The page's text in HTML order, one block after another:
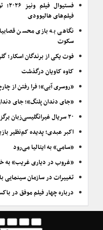
فیلم‌های هالیوودی
نگاهی به بازی محسن
سکوت
فوت یکی از برندگان اسکار؛
کاوه کاویان درگذشت
«روسری آبی»؛ فرا رفتن از
«جای دندان پلنگ»؛ جای
۲۰ سریال غیرانگلیسی‌زبان برگزیده سال‌های اخیر
اکبر عبدی؛ پدیده کم‌نظیر
«سامی» به ایتالیا می‌رود
«غروب در دیاری غریب» به
تغییرات در سازمان سینمایی
درباره چهار فیلم موفق در باکس آفیس ۲۰۲۶/